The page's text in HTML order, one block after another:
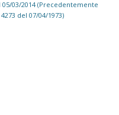
03/2014 (Precedentemente
del 07/04/1973)